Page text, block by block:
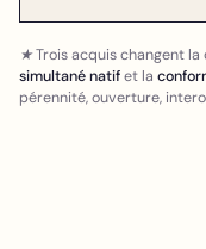
★ Trois acquis changent la
simultané natifet la
pérennité, ouverture,